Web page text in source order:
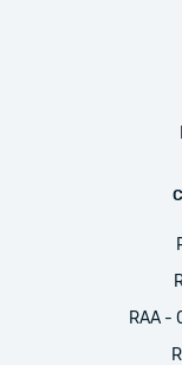
RAA -